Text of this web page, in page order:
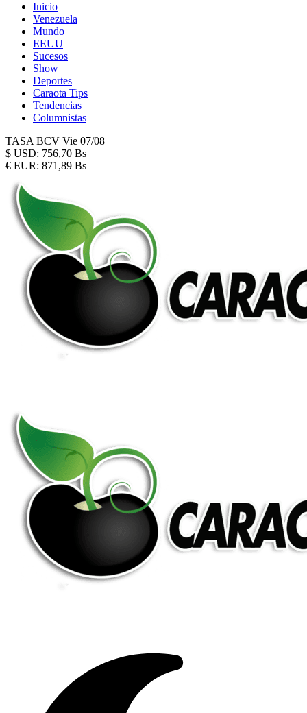
Inicio
Venezuela
Mundo
EEUU
Sucesos
Show
Deportes
Caraota Tips
Tendencias
Columnistas
TASA BCV Vie 07/08
$ USD: 756,70 Bs
€ EUR: 871,89 Bs